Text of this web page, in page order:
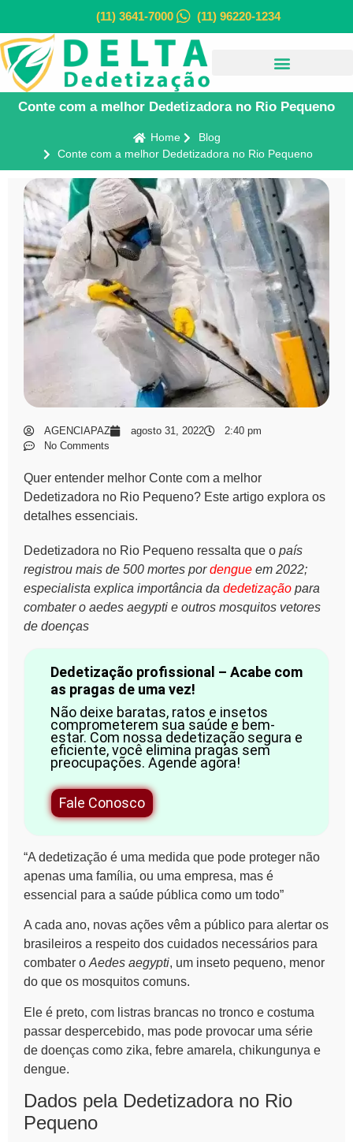
(11) 3641-7000 (11) 96220-1234
Conte com a melhor Dedetizadora no Rio Pequeno
Home
Blog
Conte com a melhor Dedetizadora no Rio Pequeno
AGENCIAPAZ agosto 31, 2022
2:40 pm
No Comments
Quer entender melhor Conte com a melhor
Dedetizadora no Rio Pequeno? Este artigo explora os
detalhes essenciais.
Dedetizadora no Rio Pequeno ressalta que o país
registrou mais de 500 mortes pordengue em 2022;
especialista explica importância da dedetização para
combater o aedes aegypti e outros mosquitos vetores
de doenças
Dedetização profissional – Acabe com
as pragas de uma vez!
Não deixe baratas, ratos e insetos
comprometerem sua saúde e bem-
estar. Com nossa dedetização segura e
eficiente, você elimina pragas sem
preocupações. Agende agora!
Fale Conosco
“A dedetização é uma medida que pode proteger não
apenas uma família, ou uma empresa, mas é
essencial para a saúde pública como um todo”
A cada ano, novas ações vêm a público para alertar os
brasileiros a respeito dos cuidados necessários para
combater o Aedes aegypti, um inseto pequeno, menor
do que os mosquitos comuns.
Ele é preto, com listras brancas no tronco e costuma
passar despercebido, mas pode provocar uma série
de doenças como zika, febre amarela, chikungunya e
dengue.
Dados pela Dedetizadora no Rio
Pequeno